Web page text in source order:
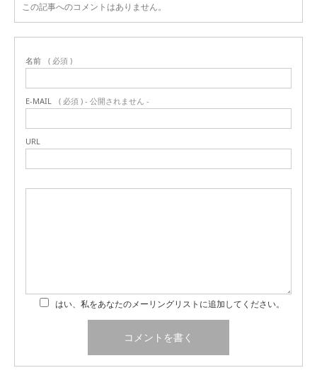
この記事へのコメントはありません。
名前 ( 必須 )
E-MAIL ( 必須 ) - 公開されません -
URL
はい、私をあなたのメーリングリストに追加してください。